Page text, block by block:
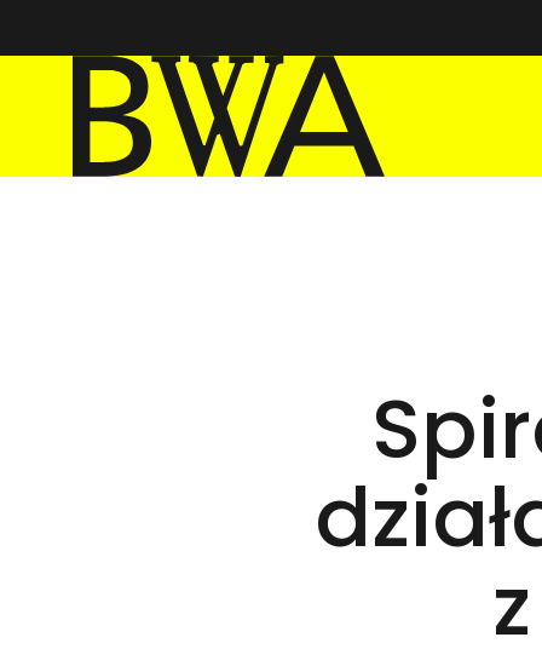
BWA Wrocław
Galerie Sztuki Współczesnej